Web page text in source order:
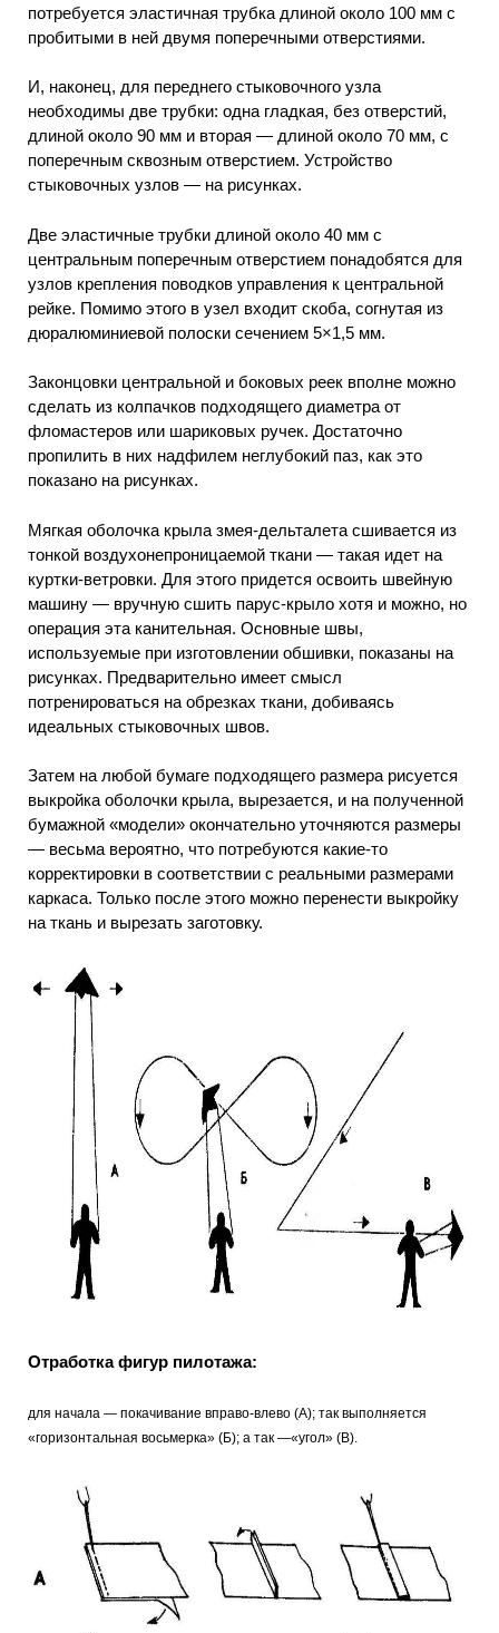
потребуется эластичная трубка длиной около 100 мм с
пробитыми в ней двумя поперечными отверстиями.
И, наконец, для переднего стыковочного узла
необходимы две трубки: одна гладкая, без отверстий,
длиной около 90 мм и вторая — длиной около 70 мм, с
поперечным сквозным отверстием. Устройство
стыковочных узлов — на рисунках.
Две эластичные трубки длиной около 40 мм с
центральным поперечным отверстием понадобятся для
узлов крепления поводков управления к центральной
рейке. Помимо этого в узел входит скоба, согнутая из
дюралюминиевой полоски сечением 5×1,5 мм.
Законцовки центральной и боковых реек вполне можно
сделать из колпачков подходящего диаметра от
фломастеров или шариковых ручек. Достаточно
пропилить в них надфилем неглубокий паз, как это
показано на рисунках.
Мягкая оболочка крыла змея-дельталета сшивается из
тонкой воздухонепроницаемой ткани — такая идет на
куртки-ветровки. Для этого придется освоить швейную
машину — вручную сшить парус-крыло хотя и можно, но
операция эта канительная. Основные швы,
используемые при изготовлении обшивки, показаны на
рисунках. Предварительно имеет смысл
потренироваться на обрезках ткани, добиваясь
идеальных стыковочных швов.
Затем на любой бумаге подходящего размера рисуется
выкройка оболочки крыла, вырезается, и на полученной
бумажной «модели» окончательно уточняются размеры
— весьма вероятно, что потребуются какие-то
корректировки в соответствии с реальными размерами
каркаса. Только после этого можно перенести выкройку
на ткань и вырезать заготовку.
Отработка фигур пилотажа:
для начала — покачивание вправо-влево (А); так выполняется
«горизонтальная восьмерка» (Б); а так —«угол» (В).